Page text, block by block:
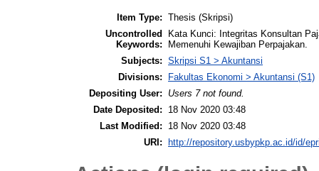
Item Type: Thesis (Skripsi)
Uncontrolled
Keywords:
Kata Kunci: Integritas Konsultan
Memenuhi Kewajiban Perpajakan.
Subjects: Skripsi S1 > Akuntansi
Divisions:
Fakultas Ekonomi > Akuntansi (S1)
Depositing User:
Users 7 not found.
Date Deposited:
18 Nov 2020 03:48
Last Modified:
18 Nov 2020 03:48
URI:
http://repository.usbypkp.ac.id/id/